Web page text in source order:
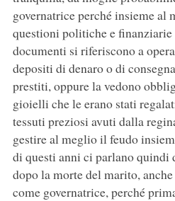
governatrice perché insieme al
questioni politiche e
documenti si riferiscono a
depositi di denaro o di
prestiti, oppure la vedono
gioielli che le erano stati
tessuti preziosi avuti dalla
gestire al meglio il feudo
di questi anni ci parlano
dopo la morte del marito,
come governatrice, perché